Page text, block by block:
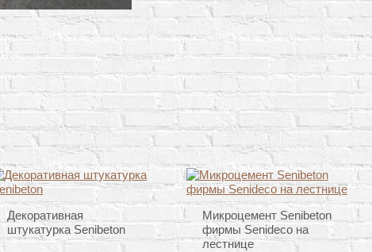
Декоративная
штукатурка Senibeton
Микроцемент Senibeton
фирмы Senideco на
лестнице